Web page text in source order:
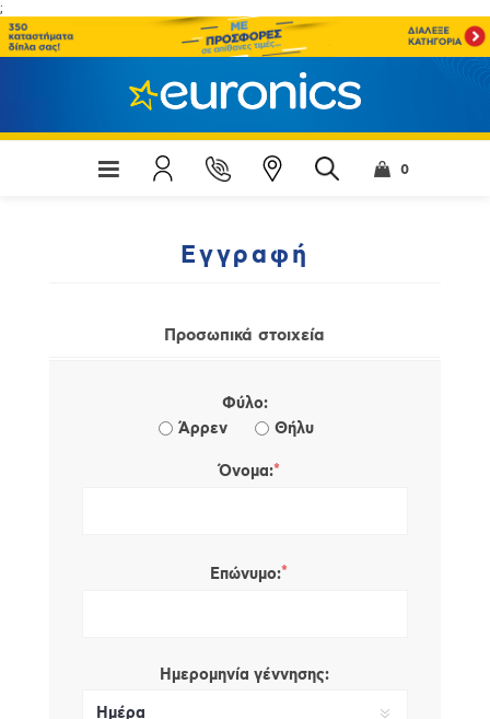
;
0
Εγγραφή
Προσωπικά στοιχεία
Φύλο:
Άρρεν
Θήλυ
Όνομα:*
Επώνυμο:*
Ημερομηνία γέννησης: